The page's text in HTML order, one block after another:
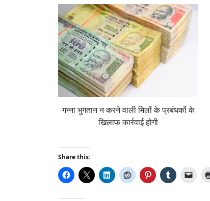
गन्ना भुगतान न करने वाली मिलों के प्रबंधकों के
खिलाफ कार्रवाई होगी
Share this: